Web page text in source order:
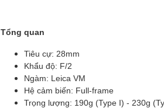
Tổng quan
Tiêu cự: 28mm
Khẩu độ: F/2
Ngàm: Leica VM
Hệ cảm biến: Full-frame
Trọng lượng: 190g (Type I) - 230g